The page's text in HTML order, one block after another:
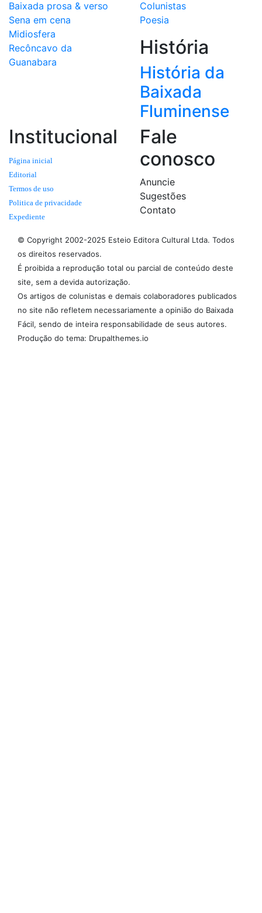
Baixada prosa & verso
Sena em cena
Midiosfera
Recôncavo da
Guanabara
Colunistas
Poesia
História
História da
Baixada
Fluminense
Institucional
Página inicial
Editorial
Termos de uso
Politica de privacidade
Expediente
Fale
conosco
Anuncie
Sugestões
Contato
© Copyright 2002-2025 Esteio Editora Cultural Ltda. Todos
os direitos reservados.
É proibida a reprodução total ou parcial de conteúdo deste
site, sem a devida autorização.
Os artigos de colunistas e demais colaboradores publicados
no site não refletem necessariamente a opinião do Baixada
Fácil, sendo de inteira responsabilidade de seus autores.
Produção do tema: Drupalthemes.io